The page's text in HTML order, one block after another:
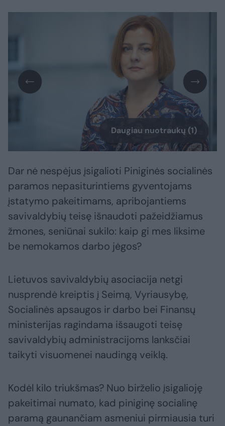
Daugiau nuotraukų (1)
Dar nė nespėjus įsigalioti Piniginės socialinės
paramos nepasiturintiems gyventojams
įstatymo pakeitimams, apribojantiems
savivaldybių teisę išnaudoti pažeidžiamus
žmones, seniūnai sukilo: kaip gi mes liksime
be nemokamos darbo jėgos?
Lietuvos savivaldybių asociacija netgi
nusprendė kreiptis į Seimą, Vyriausybę,
Socialinės apsaugos ir darbo bei Finansų
ministerijas ragindama išsaugoti teisę
savivaldybių administracijoms lanksčiai
taikyti visuomenei naudingą veiklą.
Kodėl kilo triukšmas? Nuo birželio įsigalioję
pakeitimai numato, kad piniginę socialinę
paramą gaunančiam asmeniui pirmiausia turi